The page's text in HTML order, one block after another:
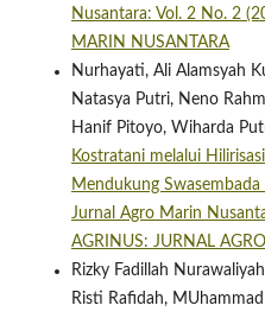
Nusantara: Vol. 2 No. 2
MARIN NUSANTARA
Nurhayati, Ali Alamsyah
Natasya Putri, Neno
Hanif Pitoyo, Wiharda
Kostratani melalui
Mendukung Swasembada
Jurnal Agro Marin
AGRINUS: JURNAL
Rizky Fadillah
Risti Rafidah,